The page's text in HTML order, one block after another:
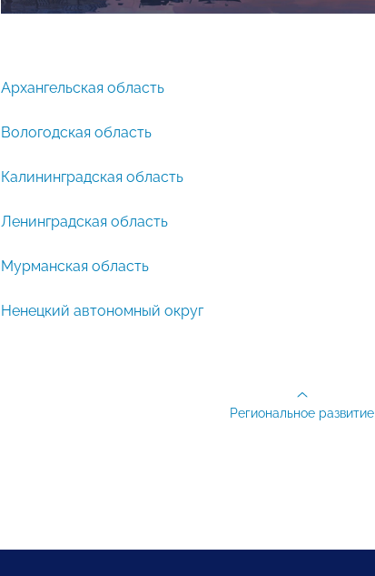
Архангельская область
Вологодская область
Калининградская область
Ленинградская область
Мурманская область
Ненецкий автономный округ
Региональное развитие